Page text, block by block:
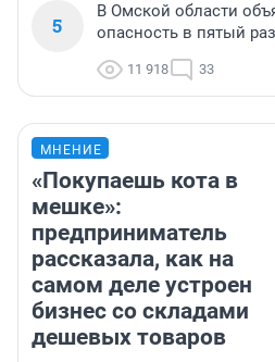
5
В Омской области
опасность в пятый раз
11 918 33
МНЕНИЕ
«Покупаешь кота в
мешке»:
предприниматель
рассказала, как на
самом деле устроен
бизнес со складами
дешевых товаров